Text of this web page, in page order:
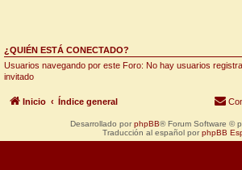
¿QUIÉN ESTÁ CONECTADO?
Usuarios navegando por este Foro: No hay usuarios
invitado
Inicio Índice general
Desarrollado por phpBB® Forum Software ©
Traducción al español por phpBB